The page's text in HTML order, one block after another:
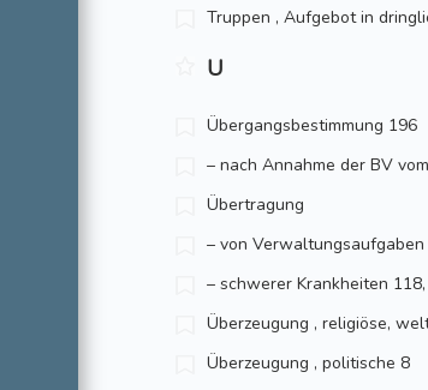
Truppen , Aufgebot in
U
Übergangsbestimmung 196
– nach Annahme der BV
Übertragung
– von Verwaltungsaufgaben
– schwerer Krankheiten
Überzeugung , religiöse,
Überzeugung , politische 8